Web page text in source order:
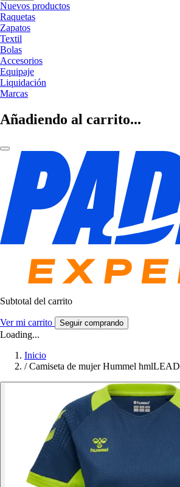
Nuevos productos
Raquetas
Zapatos
Textil
Bolas
Accesorios
Equipaje
Liquidación
Marcas
Añadiendo al carrito...
Subtotal del carrito
Ver mi carrito Seguir comprando
Loading...
Inicio
/ Camiseta de mujer Hummel hmlLEAD